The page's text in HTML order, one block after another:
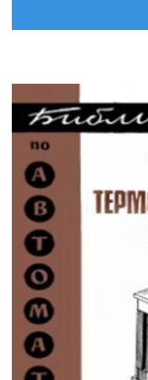
САМОСТОЯТЕЛЬНЫЙ
ПОЗНАВАТЕЛЬНЫЕ
ИНВЕРТОРНЫЕ
СПРАВОЧНЫЕ
ИСТОРИЯ БРЕНДОВ